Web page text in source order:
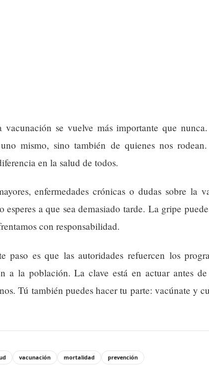
vacunación se vuelve más importante que
mismo, sino también de quienes nos
en la salud de todos.
enfermedades crónicas o dudas sobre la
esperes a que sea demasiado tarde. La gripe
con responsabilidad.
paso es que las autoridades refuercen los
a la población. La clave está en actuar antes
Tú también puedes hacer tu parte: vacúnate y
vacunación mortalidad prevención